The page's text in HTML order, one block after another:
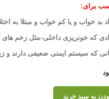
برای:
بد خواب و یا کم خواب و مبتلا به
که خونریزی داخلی-مثل زخم
که سیستم ایمنی ضعیفی دارند و